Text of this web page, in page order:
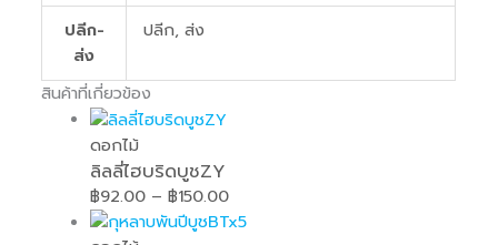
ปลีก-
ส่ง
ปลีก, ส่ง
สินค้าที่เกี่ยวข้อง
ดอกไม้
ลิลลี่ไฮบริดบูชZY
฿92.00 – ฿150.00